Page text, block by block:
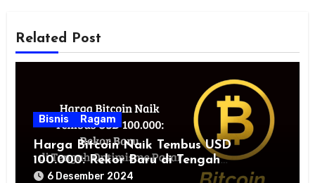
Related Post
Bisnis Ragam
Harga Bitcoin Naik Tembus USD
100.000: Rekor Baru di Tengah
Optimisme Pasar
6 Desember 2024